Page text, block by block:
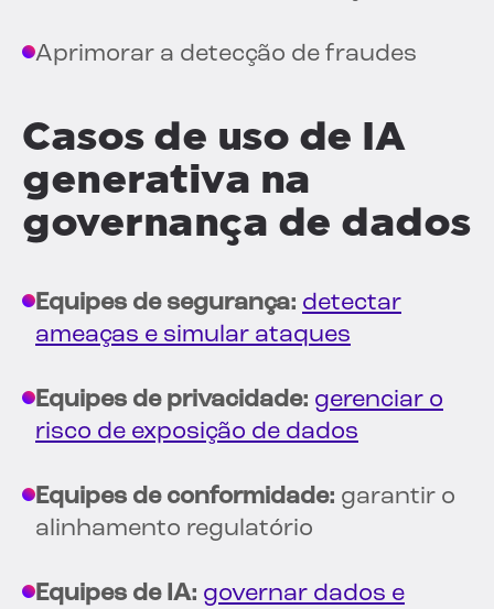
Aprimorar a detecção de fraudes
Casos de uso de IA
generativa na
governança de dados
Equipes de segurança: detectar
ameaças e simular ataques
Equipes de privacidade: gerenciar o
risco de exposição de dados
Equipes de conformidade: garantir o
alinhamento regulatório
Equipes de IA: governar dados e